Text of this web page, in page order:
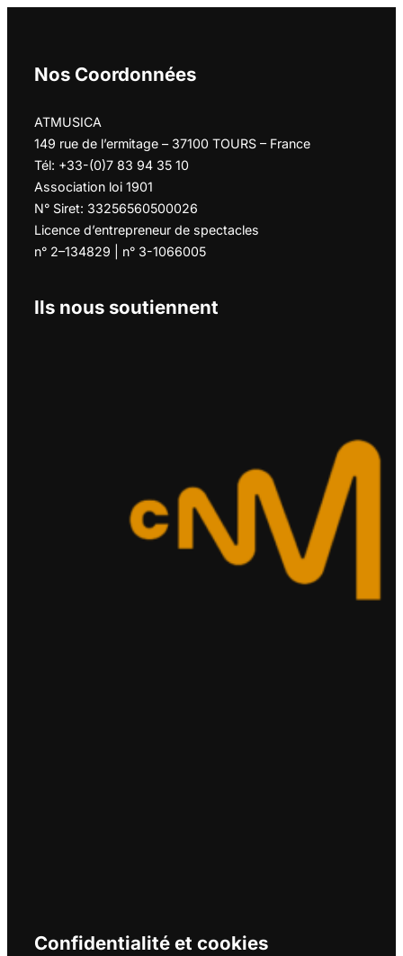
Nos Coordonnées
ATMUSICA
149 rue de l’ermitage – 37100 TOURS – France
Tél: +33-(0)7 83 94 35 10
Association loi 1901
N° Siret: 33256560500026
Licence d’entrepreneur de spectacles
n° 2–134829 | n° 3-1066005
Ils nous soutiennent
Confidentialité et cookies